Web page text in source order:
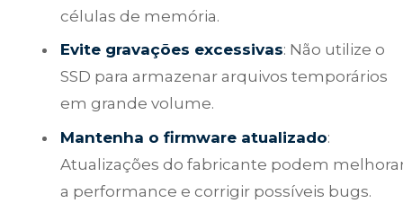
células de memória.
Evite gravações excessivas: Não utilize o
SSD para armazenar arquivos temporários
em grande volume.
Mantenha o firmware atualizado:
Atualizações do fabricante podem
a performance e corrigir possíveis bugs.